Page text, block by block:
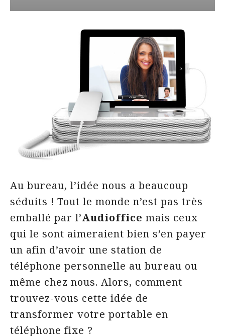
Au bureau, l’idée nous a beaucoup
séduits ! Tout le monde n’est pas très
emballé par l’Audioffice mais ceux
qui le sont aimeraient bien s’en payer
un afin d’avoir une station de
téléphone personnelle au bureau ou
même chez nous. Alors, comment
trouvez-vous cette idée de
transformer votre portable en
téléphone fixe ?